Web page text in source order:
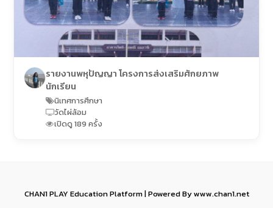
รายงานพหุปัญญา โครงการส่งเสริมศักยภาพ
นักเรียน
นิเทศการศึกษา
วัดไผ่ล้อม
เปิดดู 189 ครั้ง
CHAN1 PLAY Education Platform | Powered By www.chan1.net